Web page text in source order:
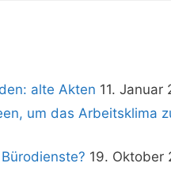
alte Akten 11. Januar
um das Arbeitsklima
19. Oktober